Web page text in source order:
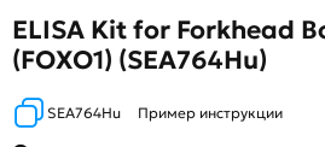
ELISA Kit for Forkhead
(FOXO1) (SEA764Hu)
SEA764Hu Пример инструкции